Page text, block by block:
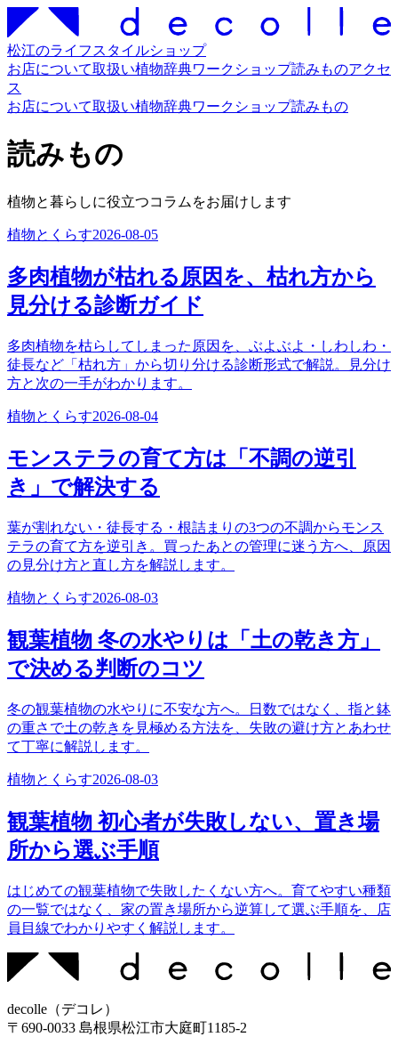
松江のライフスタイルショップ
お店について取扱い植物辞典ワークショップ読みものアクセ
ス
お店について取扱い植物辞典ワークショップ読みもの
読みもの
植物と暮らしに役立つコラムをお届けします
植物とくらす2026-08-05
多肉植物が枯れる原因を、枯れ方から
見分ける診断ガイド
多肉植物を枯らしてしまった原因を、ぶよぶよ・しわしわ・
徒長など「枯れ方」から切り分ける診断形式で解説。見分け
方と次の一手がわかります。
植物とくらす2026-08-04
モンステラの育て方は「不調の逆引
き」で解決する
葉が割れない・徒長する・根詰まりの3つの不調からモンス
テラの育て方を逆引き。買ったあとの管理に迷う方へ、原因
の見分け方と直し方を解説します。
植物とくらす2026-08-03
観葉植物 冬の水やりは「土の乾き方」
で決める判断のコツ
冬の観葉植物の水やりに不安な方へ。日数ではなく、指と鉢
の重さで土の乾きを見極める方法を、失敗の避け方とあわせ
て丁寧に解説します。
植物とくらす2026-08-03
観葉植物 初心者が失敗しない、置き場
所から選ぶ手順
はじめての観葉植物で失敗したくない方へ。育てやすい種類
の一覧ではなく、家の置き場所から逆算して選ぶ手順を、店
員目線でわかりやすく解説します。
decolle （デコレ ）
〒 690-0033 島根県松江市大庭町1185-2